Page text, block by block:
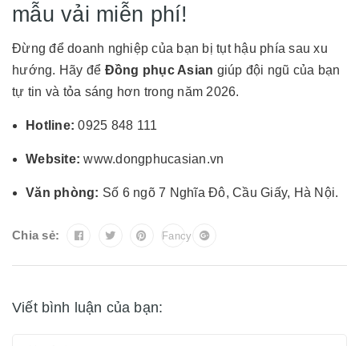
mẫu vải miễn phí!
Đừng để doanh nghiệp của bạn bị tụt hậu phía sau xu
hướng. Hãy để Đồng phục Asian giúp đội ngũ của bạn
tự tin và tỏa sáng hơn trong năm 2026.
Hotline: 0925 848 111
Website: www.dongphucasian.vn
Văn phòng: Số 6 ngõ 7 Nghĩa Đô, Cầu Giấy, Hà Nội.
Chia sẻ: Fancy
Viết bình luận của bạn: